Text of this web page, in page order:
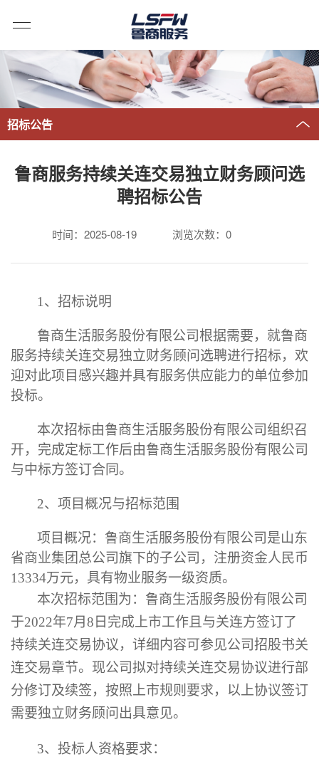
招标公告
鲁商服务持续关连交易独立财务顾问选
聘招标公告
时间：2025-08-19 浏览次数： 0
1 、招标说明
鲁商生活服务股份有限公司根据需要，就鲁商
服务持续关连交易独立财务顾问选聘进行招标，欢
迎对此项目感兴趣并具有服务供应能力的单位参加
投标。
本次招标由鲁商生活服务股份有限公司组织召
开，完成定标工作后由鲁商生活服务股份有限公司
与中标方签订合同。
2、项目概况与招标范围
项目概况： 鲁商生活服务股份有限公司是山东
省商业集团总公司旗下的子公司，注册资金人民币
1 3334万元，具有物业服务一级资质。
本次招标范围为： 鲁商生活服务股份有限公司
于2022年7月 8 日完成上市工作且与关连方签订了
持续关连交易协议，详细内容可参见公司招股书关
连交易章节。现公司拟对持续关连交易协议进行部
分修订及续签，按照上市规则要求，以上协议签订
需要独立财务顾问出具意见。
3、 投标人资格要求：